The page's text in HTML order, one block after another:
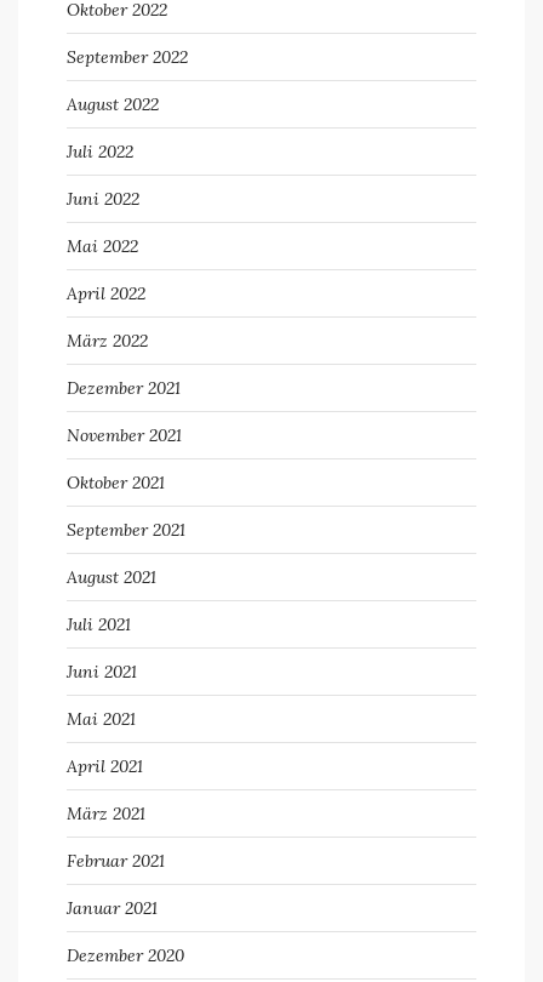
Oktober 2022
September 2022
August 2022
Juli 2022
Juni 2022
Mai 2022
April 2022
März 2022
Dezember 2021
November 2021
Oktober 2021
September 2021
August 2021
Juli 2021
Juni 2021
Mai 2021
April 2021
März 2021
Februar 2021
Januar 2021
Dezember 2020